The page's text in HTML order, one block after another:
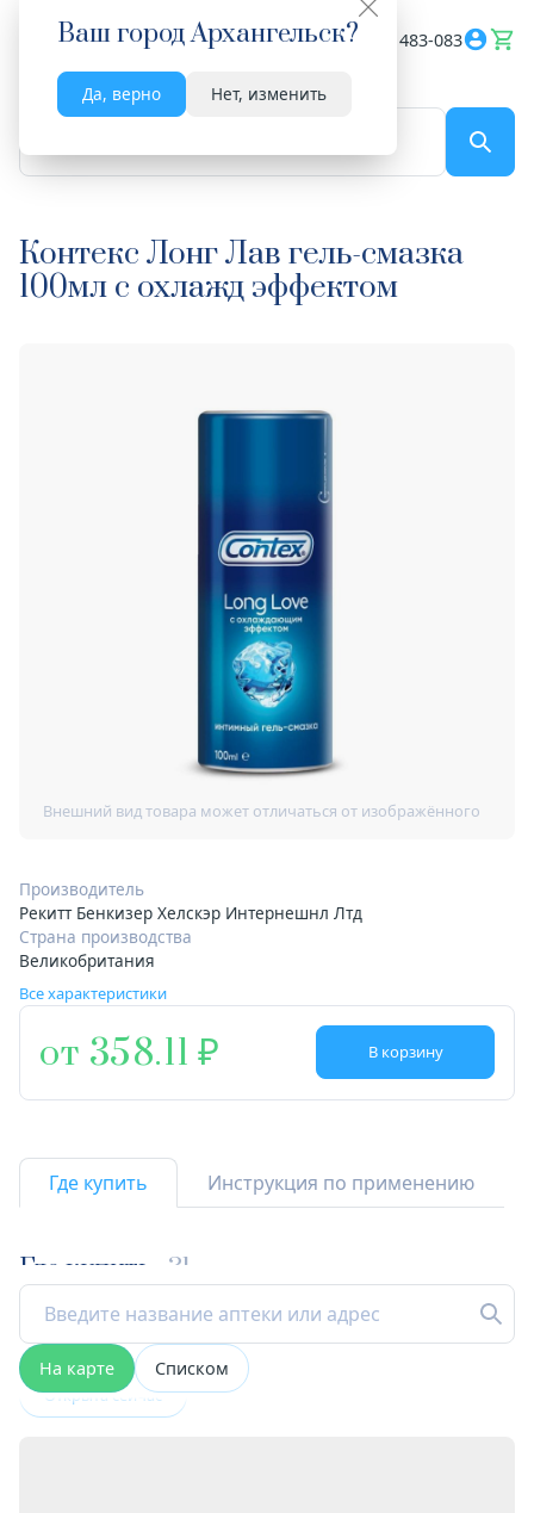
Ваш городАрхангельск?
Да, верно Нет, изменить
Весь сайт 8182 483-083
Контекс Лонг Лав гель-смазка
100мл с охлажд эффектом
Производитель
Рекитт Бенкизер Хелскэр Интернешнл Лтд
Страна производства
Великобритания
Все характеристики
от 358.11 В корзину
Где купить Инструкция по применению
Где купить 31
На карте Списком
Открыта сейчас